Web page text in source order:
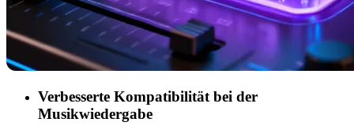
Verbesserte Kompatibilität bei der
Musikwiedergabe